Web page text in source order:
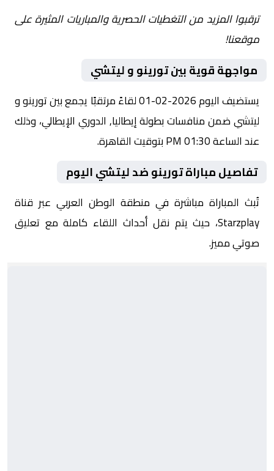
ترقبوا المزيد من التغطيات الحصرية والمباريات المثيرة على
موقعنا!
مواجهة قوية بين تورينو و ليتشي
يستضيف اليوم 2026-02-01 لقاءً مرتقبًا يجمع بين تورينو و
ليتشي ضمن منافسات بطولة إيطاليا, الدوري الإيطالي، وذلك
عند الساعة 01:30 PM بتوقيت القاهرة.
تفاصيل مباراة تورينو ضد ليتشي اليوم
تُبث المباراة مباشرة في منطقة الوطن العربي عبر قناة
Starzplay، حيث يتم نقل أحداث اللقاء كاملة مع تعليق
صوتي مميز.